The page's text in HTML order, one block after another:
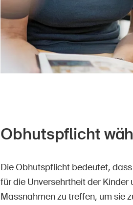
Obhutspflicht
Die Obhutspflicht bedeutet,
für die Unversehrtheit der
Massnahmen zu treffen, um sie